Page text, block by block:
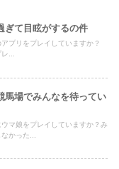
ぎて目眩がするの件
プリをプレイしていますか？
レ...
馬場でみんなを待ってい
マ娘をプレイしていますか？み
かった...